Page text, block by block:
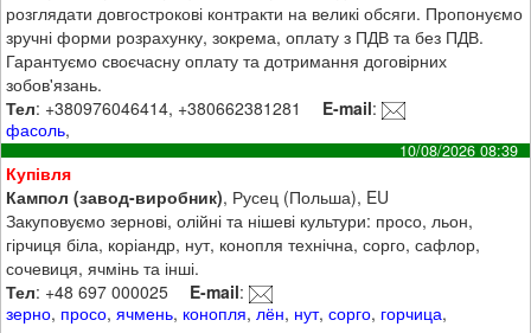
розглядати довгострокові контракти на великі обсяги. Пропонуємо
зручні форми розрахунку, зокрема, оплату з ПДВ та без ПДВ.
Гарантуємо своєчасну оплату та дотримання договірних
зобов'язань.
Тел: +380976046414, +380662381281 E-mail:
фасоль,
10/08/2026 08:39
Купівля
Кампол (завод-виробник), Русец (Польша), EU
Закуповуємо зернові, олійні та нішеві культури: просо, льон,
гірчиця біла, коріандр, нут, конопля технічна, сорго, сафлор,
сочевиця, ячмінь та інші.
Тел: +48 697 000025 E-mail:
зерно, просо,ячмень, конопля,лён, нут,сорго, горчица,